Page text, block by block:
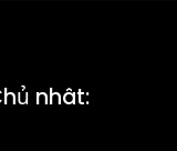
nhât: